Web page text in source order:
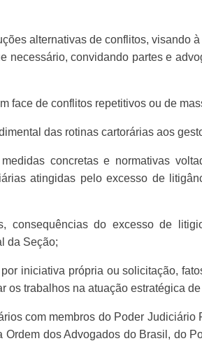
alternativas de conflitos, visando
necessário, convidando partes e
face de conflitos repetitivos ou de
das rotinas cartorárias aos
concretas e normativas
atingidas pelo excesso de
consequências do excesso de
da Seção;
iniciativa própria ou solicitação,
trabalhos na atuação estratégica
com membros do Poder
dos Advogados do Brasil, do